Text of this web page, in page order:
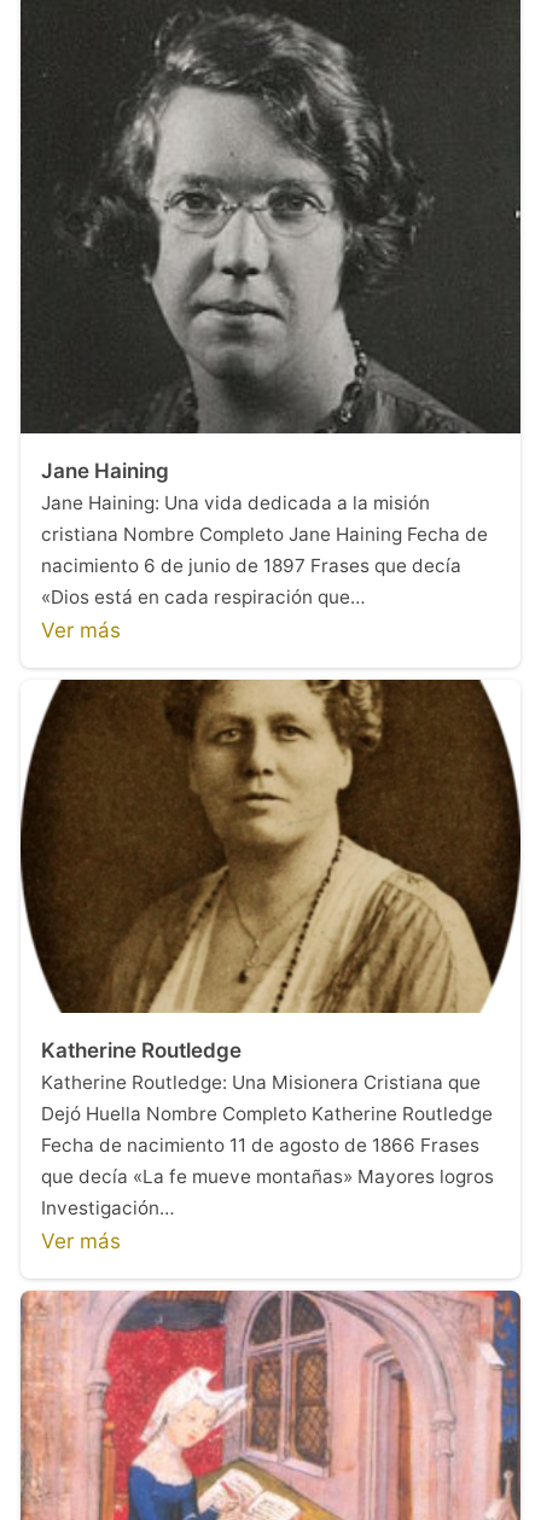
Jane Haining
Jane Haining: Una vida dedicada a la misión
cristiana Nombre Completo Jane Haining Fecha de
nacimiento 6 de junio de 1897 Frases que decía
«Dios está en cada respiración que…
Ver más
Katherine Routledge
Katherine Routledge: Una Misionera Cristiana que
Dejó Huella Nombre Completo Katherine Routledge
Fecha de nacimiento 11 de agosto de 1866 Frases
que decía «La fe mueve montañas» Mayores logros
Investigación…
Ver más